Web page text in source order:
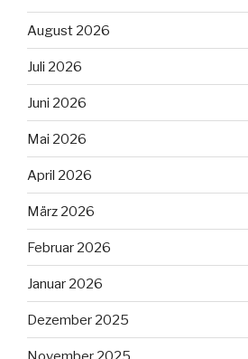
August 2026
Juli 2026
Juni 2026
Mai 2026
April 2026
März 2026
Februar 2026
Januar 2026
Dezember 2025